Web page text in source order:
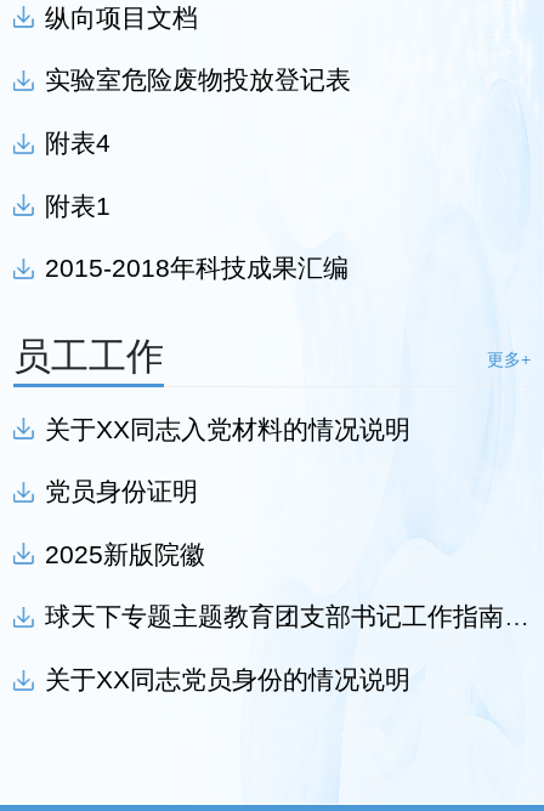
纵向项目文档
实验室危险废物投放登记表
附表4
附表1
2015-2018年科技成果汇编
员工工作 更多+
关于XX同志入党材料的情况说明
党员身份证明
2025新版院徽
​球天下专题主题教育团支部书记工作指南(2024版)
关于XX同志党员身份的情况说明